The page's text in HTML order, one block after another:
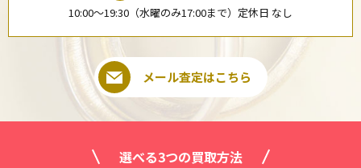
10:00〜19:30（水曜のみ17:00まで）定休日 なし
メール査定はこちら
選べる3つの買取方法